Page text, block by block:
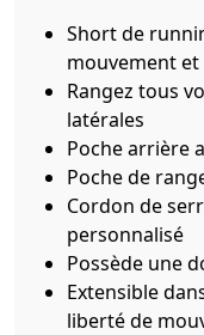
Short de
mouvement
Rangez tous
latérales
Poche arrière
Poche de
Cordon de
personnalisé
Possède une
Extensible
liberté de